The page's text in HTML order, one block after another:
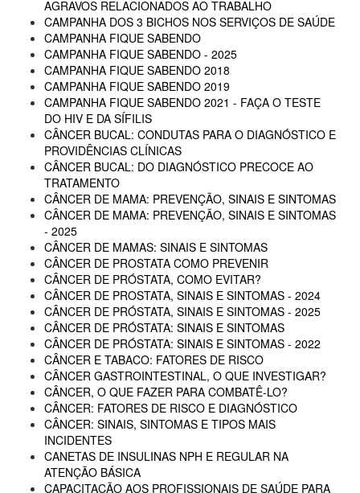
AGRAVOS RELACIONADOS AO TRABALHO
CAMPANHA DOS 3 BICHOS NOS SERVIÇOS DE SAÚDE
CAMPANHA FIQUE SABENDO
CAMPANHA FIQUE SABENDO - 2025
CAMPANHA FIQUE SABENDO 2018
CAMPANHA FIQUE SABENDO 2019
CAMPANHA FIQUE SABENDO 2021 - FAÇA O TESTE
DO HIV E DA SÍFILIS
CÂNCER BUCAL: CONDUTAS PARA O DIAGNÓSTICO E
PROVIDÊNCIAS CLÍNICAS
CÂNCER BUCAL: DO DIAGNÓSTICO PRECOCE AO
TRATAMENTO
CÂNCER DE MAMA: PREVENÇÃO, SINAIS E SINTOMAS
CÂNCER DE MAMA: PREVENÇÃO, SINAIS E SINTOMAS
- 2025
CÂNCER DE MAMAS: SINAIS E SINTOMAS
CÂNCER DE PROSTATA COMO PREVENIR
CÂNCER DE PRÓSTATA, COMO EVITAR?
CÂNCER DE PROSTATA, SINAIS E SINTOMAS - 2024
CÂNCER DE PRÓSTATA, SINAIS E SINTOMAS - 2025
CÂNCER DE PRÓSTATA: SINAIS E SINTOMAS
CÂNCER DE PRÓSTATA: SINAIS E SINTOMAS - 2022
CÂNCER E TABACO: FATORES DE RISCO
CÂNCER GASTROINTESTINAL, O QUE INVESTIGAR?
CÂNCER, O QUE FAZER PARA COMBATÊ-LO?
CÂNCER: FATORES DE RISCO E DIAGNÓSTICO
CÂNCER: SINAIS, SINTOMAS E TIPOS MAIS
INCIDENTES
CANETAS DE INSULINAS NPH E REGULAR NA
ATENÇÃO BÁSICA
CAPACITAÇÃO AOS PROFISSIONAIS DE SAÚDE PARA